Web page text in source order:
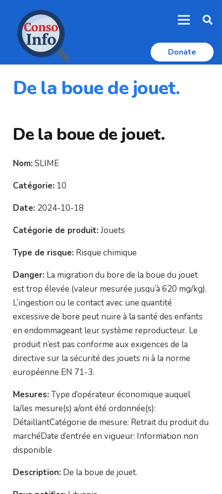
Donate
De la boue de jouet.
De la boue de jouet.
Nom: SLIME
Catégorie: 10
Date: 2024-10-18
Catégorie de produit: Jouets
Type de risque: Risque chimique
Danger: La migration du bore de la boue du jouet
est trop élevée (valeur mesurée jusqu’à 620 mg/kg).
L’ingestion ou le contact avec une quantité
excessive de bore peut nuire à la santé des enfants
en endommageant leur système reproducteur. Le
produit n’est pas conforme aux exigences de la
directive sur la sécurité des jouets ni à la norme
européenne EN 71-3.
Mesures: Type d’opérateur économique auquel
la/les mesure(s) a/ont été ordonnée(s):
DétaillantCatégorie de mesure: Retrait du produit du
marchéDate d’entrée en vigueur: Information non
disponible
Description: De la boue de jouet.